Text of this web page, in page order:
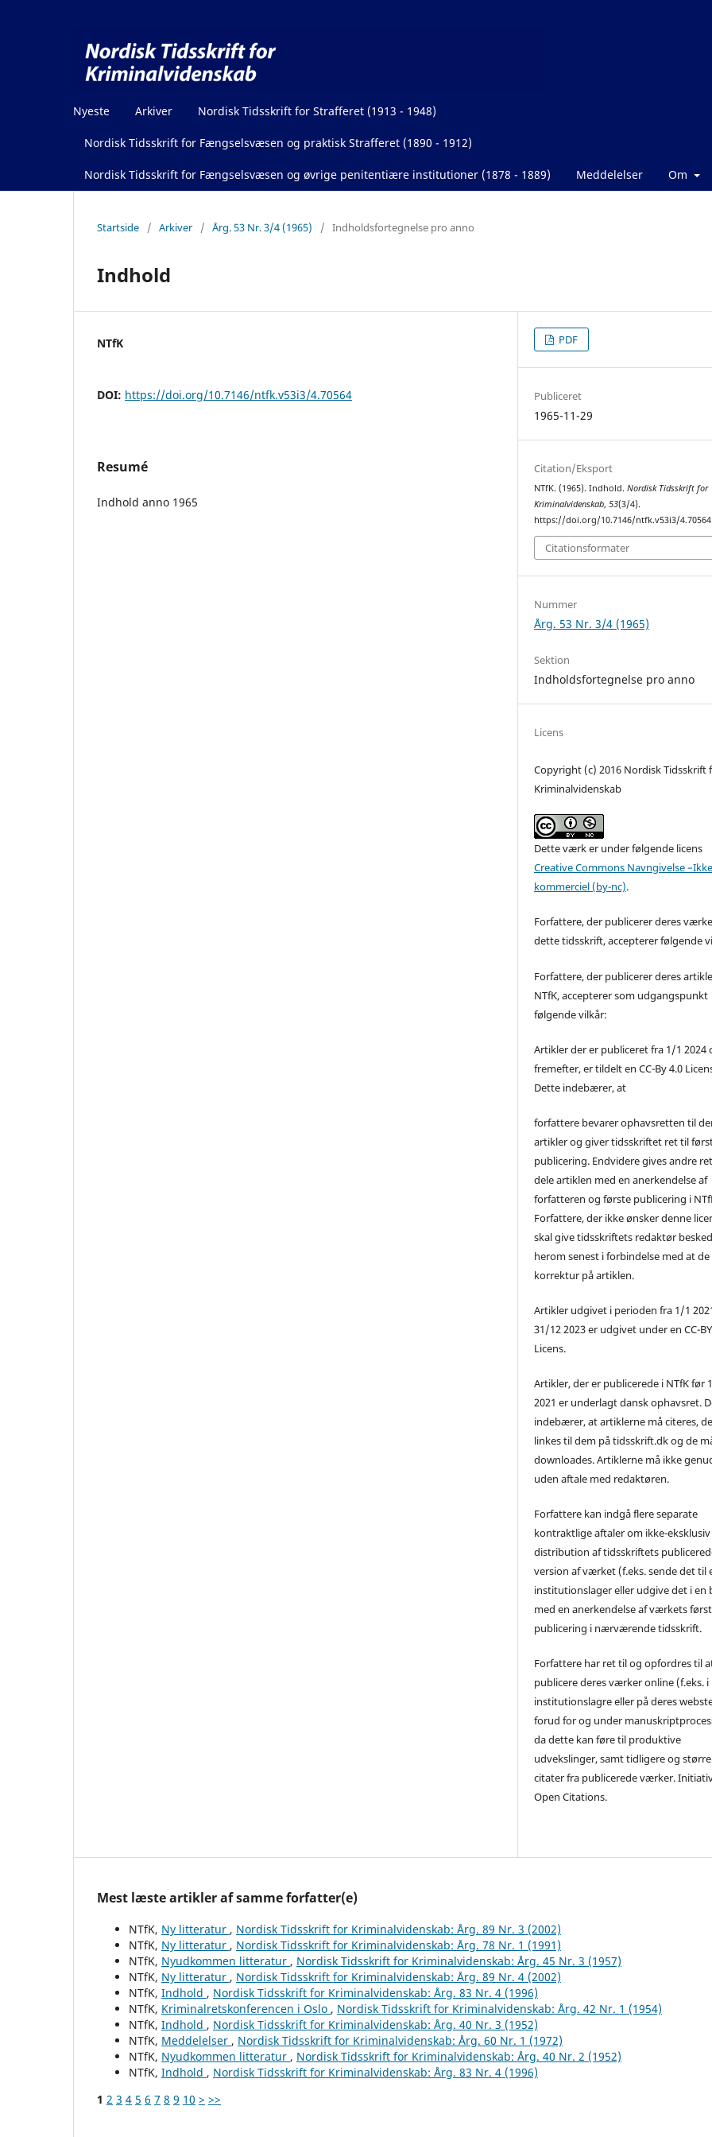
Nyeste Arkiver Nordisk Tidsskrift for Strafferet (1913 - 1948)
Nordisk Tidsskrift for Fængselsvæsen og praktisk Strafferet (1890 - 1912)
Nordisk Tidsskrift for Fængselsvæsen og øvrige penitentiære institutioner (1878 - 1889) Meddelelser Om
Startside / Arkiver / Årg. 53 Nr. 3/4 (1965) / Indholdsfortegnelse pro anno
Indhold
NTfK
DOI: https://doi.org/10.7146/ntfk.v53i3/4.70564
Resumé
Indhold anno 1965
PDF
Publiceret
1965-11-29
Citation/Eksport
NTfK. (1965). Indhold.Nordisk Tidsskrift for
Kriminalvidenskab,53(3/4).
https://doi.org/10.7146/ntfk.v53i3/4.70564
Citationsformater
Nummer
Årg. 53 Nr. 3/4 (1965)
Sektion
Indholdsfortegnelse pro anno
Licens
Copyright (c) 2016 Nordisk Tidsskrift
Kriminalvidenskab
Dette værk er under følgende licens
Creative Commons Navngivelse
kommerciel (by-nc).
Forfattere, der publicerer deres
dette tidsskrift, accepterer følgende
Forfattere, der publicerer deres
NTfK, accepterer som udgangspunkt
følgende vilkår:
Artikler der er publiceret fra 1/1 2024
fremefter, er tildelt en CC-By 4.0
Dette indebærer, at
forfattere bevarer ophavsretten til
artikler og giver tidsskriftet ret til
publicering. Endvidere gives andre
dele artiklen med en anerkendelse af
forfatteren og første publicering i
Forfattere, der ikke ønsker denne
skal give tidsskriftets redaktør besked
herom senest i forbindelse med at
korrektur på artiklen.
Artikler udgivet i perioden fra 1/1
31/12 2023 er udgivet under en CC-
Licens.
Artikler, der er publicerede i NTfK før
2021 er underlagt dansk ophavsret.
indebærer, at artiklerne må citeres,
linkes til dem på tidsskrift.dk og de
downloades. Artiklerne må ikke
uden aftale med redaktøren.
Forfattere kan indgå flere separate
kontraktlige aftaler om ikke-eksklusiv
distribution af tidsskriftets
version af værket (f.eks. sende det til
institutionslager eller udgive det i en
med en anerkendelse af værkets
publicering i nærværende tidsskrift.
Forfattere har ret til og opfordres til
publicere deres værker online (f.eks. i
institutionslagre eller på deres
forud for og under
da dette kan føre til produktive
udvekslinger, samt tidligere og større
citater fra publicerede værker.
Open Citations.
Mest læste artikler af samme forfatter(e)
NTfK, Ny litteratur , Nordisk Tidsskrift for Kriminalvidenskab: Årg. 89 Nr. 3 (2002)
NTfK, Ny litteratur , Nordisk Tidsskrift for Kriminalvidenskab: Årg. 78 Nr. 1 (1991)
NTfK, Nyudkommen litteratur , Nordisk Tidsskrift for Kriminalvidenskab: Årg. 45 Nr. 3 (1957)
NTfK, Ny litteratur , Nordisk Tidsskrift for Kriminalvidenskab: Årg. 89 Nr. 4 (2002)
NTfK, Indhold , Nordisk Tidsskrift for Kriminalvidenskab: Årg. 83 Nr. 4 (1996)
NTfK, Kriminalretskonferencen i Oslo , Nordisk Tidsskrift for Kriminalvidenskab: Årg. 42 Nr. 1 (1954)
NTfK, Indhold , Nordisk Tidsskrift for Kriminalvidenskab: Årg. 40 Nr. 3 (1952)
NTfK, Meddelelser , Nordisk Tidsskrift for Kriminalvidenskab: Årg. 60 Nr. 1 (1972)
NTfK, Nyudkommen litteratur , Nordisk Tidsskrift for Kriminalvidenskab: Årg. 40 Nr. 2 (1952)
NTfK, Indhold , Nordisk Tidsskrift for Kriminalvidenskab: Årg. 83 Nr. 4 (1996)
1 2 3 4 5 6 7 8 9 10 > >>